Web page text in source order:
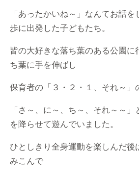
「あったかいね～」なんてお話
歩に出発した子どもたち。
皆の大好きな落ち葉のある公園に
ち葉に手を伸ばし
保育者の「３・２・１、それ～」
「さ～、に～、ち～、それ～～
を降らせて遊んでいました。
ひとしきり全身運動を楽しんだ後
みこんで